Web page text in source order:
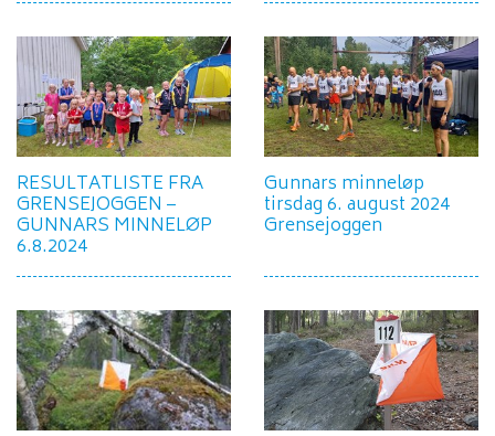
RESULTATLISTE FRA
GRENSEJOGGEN –
GUNNARS MINNELØP
6.8.2024
Gunnars minneløp
tirsdag 6. august 2024
Grensejoggen